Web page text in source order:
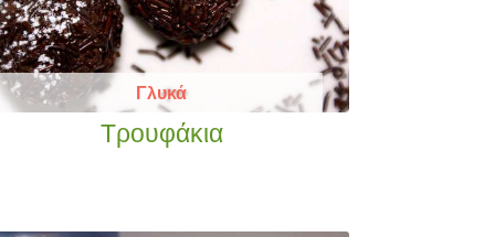
Γλυκά
Τρουφάκια